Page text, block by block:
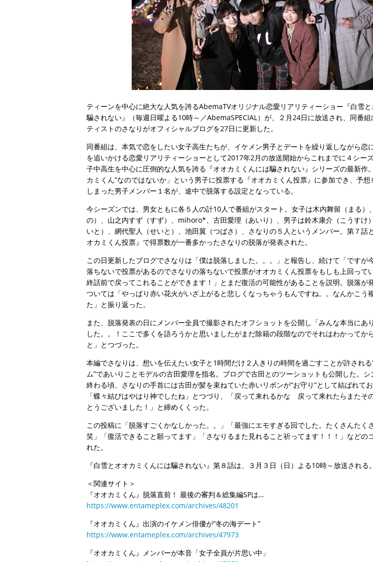
ティーンを中心に絶大な人気を誇るAbemaTVオリジナル恋愛リアリティーショー『白雪
騙されない』（毎週日曜よる10時～／AbemaSPECIAL）が、２月24日に放送され、同番
ティストのさなりがオフィシャルブログを27日に更新した。
同番組は、本気で恋をしたい女子高生たちが、イケメン男子とデートを繰り返しながら恋
を追いかける恋愛リアリティーショーとして2017年2月の放送開始からこれまでに４シー
子中高生を中心に圧倒的な人気を誇る『オオカミくんには騙されない』シリーズの最新作
カミくん”なのではないか」という男子に投票する『オオカミくん投票』に参加でき、予
しまった男子メンバー１名が、途中で脱落する設定となっている。
今シーズンでは、男女ともに各５人の計10人で番組がスタート。女子は木内舞留（まる）
の）、山之内すず（すず）、mihoro*、古田愛理（あいり）、男子は鈴木康介（こうすけ
いと）、網代聖人（せいと）、池田翼（つばさ）、さなりの５人というメンバー。第７話
オカミくん投票』で得票数が一番多かったさなりの脱落が発表された。
この日更新したブログでさなりは「僕は脱落しました。。。」と報告し、続けて「ですが
落ちないで投票があるのでさなりの落ちないで投票がオオカミくん投票をもしも上回って
終話前で戻ってこれることができます！」とまだ復活の可能性があることを説明。脱落が
ついては「やっぱり赤い花火がいざ上がると悲しくなっちゃうもんですね。。なんかこう
た」と振り返った。
また、脱落発表の日にメンバー全員で撮影されたオフショットを公開し「みんな本当にあ
した。。！ここで多くを語ろうかと思いましたがまだ除籍の段階なのでそれはわかってか
と」とつづった。
本編でさなりは、想いを伝えたい女子と1時間だけ２人きりの時間を過ごすことが許される
ム”であいりことモデルの古田愛理を指名。ブログで古田とのツーショットも公開した。
終わる頃、さなりの手首には古田が髪を束ねていた赤いリボンが“お守り”として結ばれて
「蝶々結びはやはり神でしたね」とつづり、「戻って来れるかな 戻って来れたらまたそ
とうございました！」と締めくくった。
この投稿に「脱落すごくかなしかった。。」「最強にエモすぎる回でした。たくさんたく
笑」「復活できること願ってます」「さなりるまた見れること祈ってます！！！」などの
れた。
『白雪とオオカミくんには騙されない』第８話は、３月３日（日）よる10時～放送される。
＜関連サイト＞
『オオカミくん』脱落直前！ 最後の審判＆総集編SPは…
https://www.entameplex.com/archives/48201
『オオカミくん』出演のイケメン俳優が“冬の海デート”
https://www.entameplex.com/archives/47973
『オオカミくん』メンバーが本音「女子全員が片思い中」